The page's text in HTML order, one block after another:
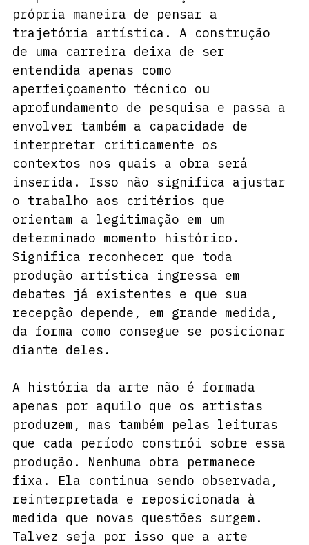
própria maneira de pensar a
trajetória artística. A construção
de uma carreira deixa de ser
entendida apenas como
aperfeiçoamento técnico ou
aprofundamento de pesquisa e passa a
envolver também a capacidade de
interpretar criticamente os
contextos nos quais a obra será
inserida. Isso não significa ajustar
o trabalho aos critérios que
orientam a legitimação em um
determinado momento histórico.
Significa reconhecer que toda
produção artística ingressa em
debates já existentes e que sua
recepção depende, em grande medida,
da forma como consegue se posicionar
diante deles.
A história da arte não é formada
apenas por aquilo que os artistas
produzem, mas também pelas leituras
que cada período constrói sobre essa
produção. Nenhuma obra permanece
fixa. Ela continua sendo observada,
reinterpretada e reposicionada à
medida que novas questões surgem.
Talvez seja por isso que a arte